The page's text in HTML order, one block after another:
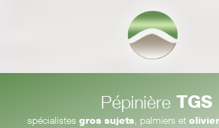
Pépinière TGS
spécialistes gros sujets, palmiers et